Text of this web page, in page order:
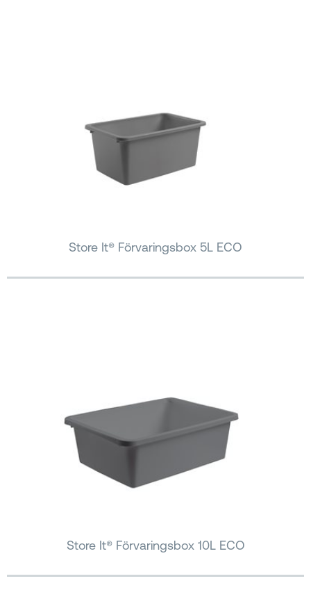
Store It® Förvaringsbox 5L ECO
Store It® Förvaringsbox 10L ECO